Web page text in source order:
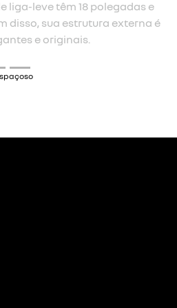
liga-leve têm 18 polegadas e
disso, sua estrutura externa é
e originais.